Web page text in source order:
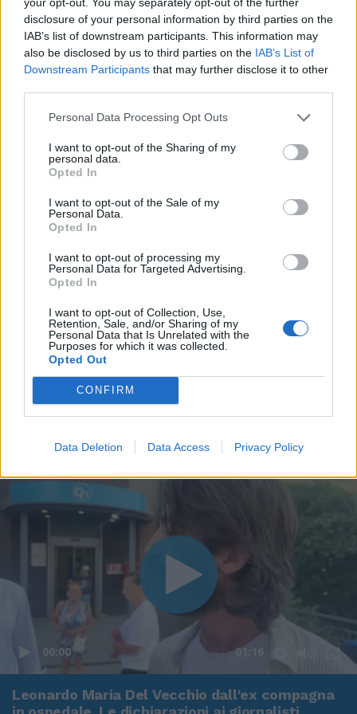
disclosure of your personal information by third parties on the
IAB’s list of downstream participants. This information may
also be disclosed by us to third parties on the IAB’s List of
Downstream Participants that may further disclose it to other
Personal Data Processing Opt Outs
I want to opt-out of the Sharing of my
personal data.
Opted In
I want to opt-out of the Sale of my
Personal Data.
Opted In
I want to opt-out of processing my
Personal Data for Targeted Advertising.
Opted In
I want to opt-out of Collection, Use,
Retention, Sale, and/or Sharing of my
Personal Data that Is Unrelated with the
Purposes for which it was collected.
Opted Out
CONFIRM
Data Deletion Data Access Privacy Policy
00:00 01:16
Leonardo Maria Del Vecchio dall'ex compagna